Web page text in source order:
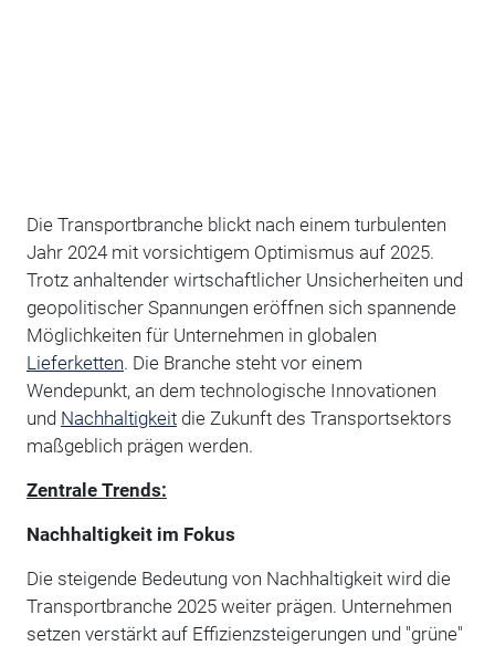
Die Transportbranche blickt nach einem turbulenten
Jahr 2024 mit vorsichtigem Optimismus auf 2025.
Trotz anhaltender wirtschaftlicher Unsicherheiten und
geopolitischer Spannungen eröffnen sich spannende
Möglichkeiten für Unternehmen in globalen
Lieferketten. Die Branche steht vor einem
Wendepunkt, an dem technologische Innovationen
und Nachhaltigkeitdie Zukunft des Transportsektors
maßgeblich prägen werden.
Zentrale Trends:
Nachhaltigkeit im Fokus
Die steigende Bedeutung von Nachhaltigkeit wird die
Transportbranche 2025 weiter prägen. Unternehmen
setzen verstärkt auf Effizienzsteigerungen und "grüne"